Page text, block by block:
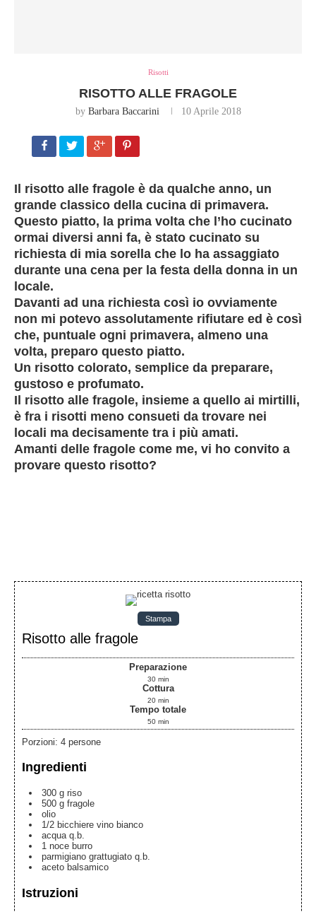
Risotti
RISOTTO ALLE FRAGOLE
by Barbara Baccarini 10 Aprile 2018
Il risotto alle fragole è da qualche anno, un
grande classico della cucina di primavera.
Questo piatto, la prima volta che l’ho cucinato
ormai diversi anni fa, è stato cucinato su
richiesta di mia sorella che lo ha assaggiato
durante una cena per la festa della donna in un
locale.
Davanti ad una richiesta così io ovviamente
non mi potevo assolutamente rifiutare ed è così
che, puntuale ogni primavera, almeno una
volta, preparo questo piatto.
Un risotto colorato, semplice da preparare,
gustoso e profumato.
Il risotto alle fragole, insieme a quello ai mirtilli,
è fra i risotti meno consueti da trovare nei
locali ma decisamente tra i più amati.
Amanti delle fragole come me, vi ho convito a
provare questo risotto?
Stampa
Risotto alle fragole
Preparazione
30 min
Cottura
20 min
Tempo totale
50 min
Porzioni: 4 persone
Ingredienti
300 g riso
500 g fragole
olio
1/2 bicchiere vino bianco
acqua q.b.
1 noce burro
parmigiano grattugiato q.b.
aceto balsamico
Istruzioni